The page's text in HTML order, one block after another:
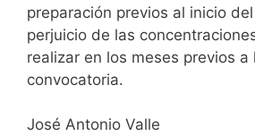
preparación previos al inicio
perjuicio de las
realizar en los meses previos
convocatoria.
José Antonio Valle